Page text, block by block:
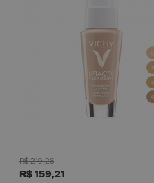
Adicionar
R$ 159,21
R$ 219,26